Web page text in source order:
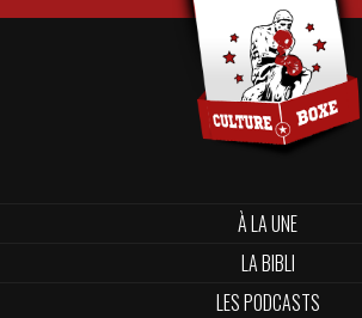
À LA UNE
LA BIBLI
LES PODCASTS